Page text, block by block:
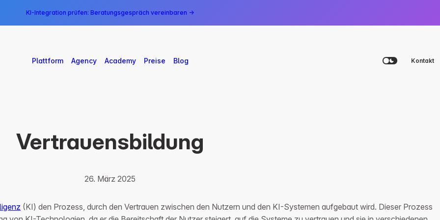
KI-Integration prüfen: Beratungsgespräch vereinbaren →
Plattform Agency Academy Preise Blog Kontakt
Vertrauensbildung
26. März 2025
(KI) den Prozess, durch den Vertrauen zwischen den Nutzern und den KI-Systemen aufgebaut wird. Dieser Prozess